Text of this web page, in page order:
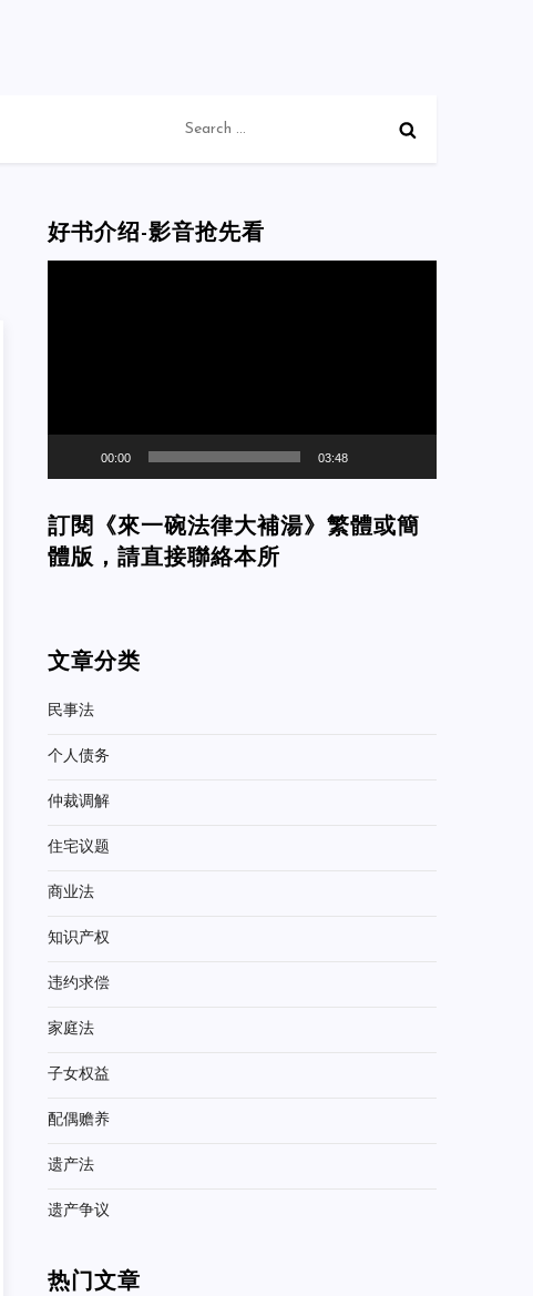
for:
好书介绍-影音抢先看
00:00 03:48
訂閱《來一碗法律大補湯》繁體或簡
體版，請直接聯絡本所
文章分类
民事法
个人债务
仲裁调解
住宅议题
商业法
知识产权
违约求偿
家庭法
子女权益
配偶赡养
遗产法
遗产争议
热门文章